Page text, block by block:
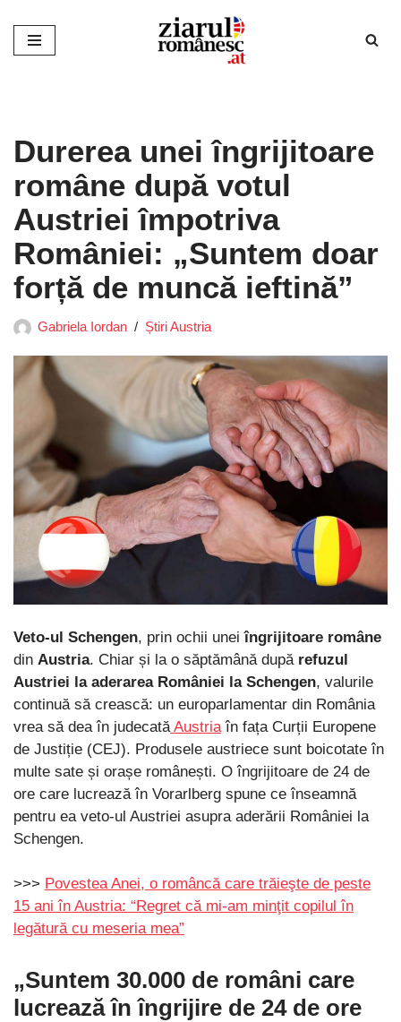
Sari
Durerea unei îngrijitoare
române după votul
Austriei împotriva
României: „Suntem doar
forță de muncă ieftină”
Gabriela Iordan Știri Austria
Veto-ul Schengen, prin ochii uneiîngrijitoare române
din Austria. Chiar și la o săptămână dupărefuzul
Austriei la aderarea României la Schengen, valurile
continuă să crească: un europarlamentar din România
vrea să dea în judecatăAustriaîn fața Curții Europene
de Justiție (CEJ). Produsele austriece sunt boicotate în
multe sate și orașe românești. O îngrijitoare de 24 de
ore care lucrează în Vorarlberg spune ce înseamnă
pentru ea veto-ul Austriei asupra aderării României la
Schengen.
>>> Povestea Anei, o româncă care trăieşte de peste
15 ani în Austria: “Regret că mi-am minţit copilul în
legătură cu meseria mea”
„Suntem 30.000 de români care
lucrează în îngrijire de 24 de ore